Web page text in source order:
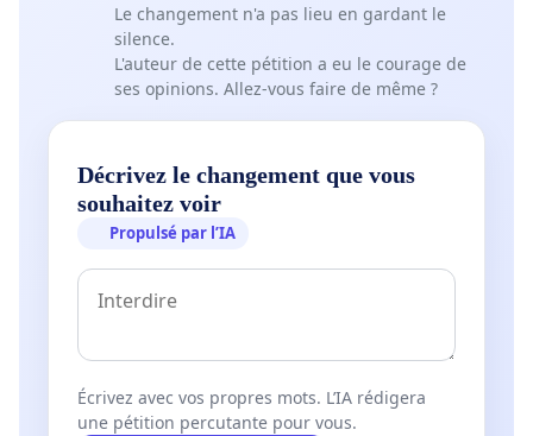
Le changement n'a pas lieu en gardant le
silence.
L'auteur de cette pétition a eu le courage de
ses opinions. Allez-vous faire de même ?
Décrivez le changement que vous
souhaitez voir
Propulsé par l’IA
Écrivez avec vos propres mots. L’IA rédigera
une pétition percutante pour vous.